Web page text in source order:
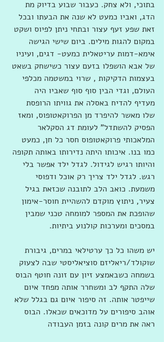
בתוכי, ולא צחק. כעבור שבוע בדיוק מת
הדג, ואביו כמעט לא שנה את הבעתו ובכל
זאת שפע זעף עצור ובתחי ניתן לפיוס ושקט
במקום להגות מילים. ביום שישי הגישה
אימא-דמות עריטאלית כמעט- דגים, ועיניו
של אבא הושפלו בזעם עצור כשישחק בשאט
בעצמות הדקיקות , שרוי במשטמה מכלפי
העולם, וגדי הבין סוף סוף שאביו היה
מעדיף להדיח באסלה את גוויתו הרופסת
שלו מאשר להיפרד מן הפרוקאטופוס, ומאז
הפסיק להשתדל" לעומת דג הסקלאר
המלאכותי פרוקאטופוס חסר כל חן, כמעט
כמו בנו. איכותו היתה נדירותו באותה תקופה
והיותו רגיש לגידול. לגדל ילד אפשר בלי
רגש. לגדל ילד צריך רק אוכל ודפוסי
משמעת. כואב הלב לתובנה שכזאת בגיל
צעיר, ניתוץ מוקדם להשהיית חוסר-אימון
שהופכת את המספר למומחה טכני שמבין
במסכים ומערכות קולנוע ביתיות.
יש משהו כל כך ערטילאי במרים, גיבורת
שוקולד/ריאליזם סוציאליסטי שבה לצעוק
בשמחה כשבאמצע זיון עם זונה חוטף הבוס
שלה התקף לב ומשחרר אותה מפחד איום
שייפטר אותה. זה סיפור איום גם בגלל שלא
אוהב סיפורים על מדוכאים שכאלו. הבוס
ראה את מרים קונה בזמן העבודה